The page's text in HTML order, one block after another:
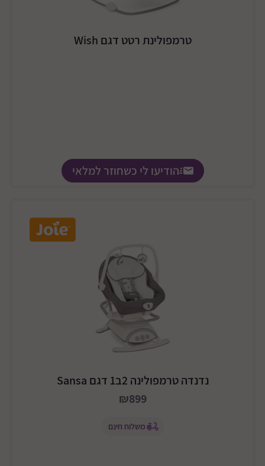
טרמפולינת רטט דגם Wish
הודיעו לי כשחוזר למלאי
נדנדה טרמפולינה 2ב1 דגם Sansa
₪899
משלוח חינם